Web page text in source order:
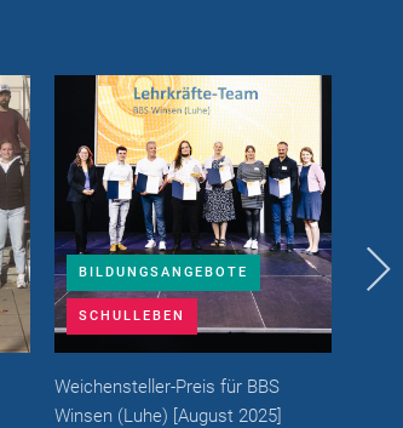
BILDUNGSANGEBOTE
SCHULLEBEN
Weichensteller-Preis für BBS
Winsen (Luhe) [August 2025]